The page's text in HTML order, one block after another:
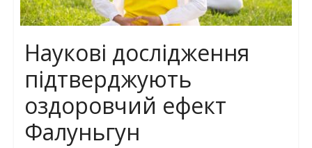
Наукові дослідження
підтверджують
оздоровчий ефект
Фалуньгун